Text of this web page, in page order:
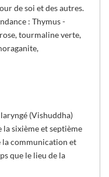
de soi et des autres.
: Thymus -
tourmaline verte,
(Vishuddha)
la sixième et septième
la communication et
que le lieu de la